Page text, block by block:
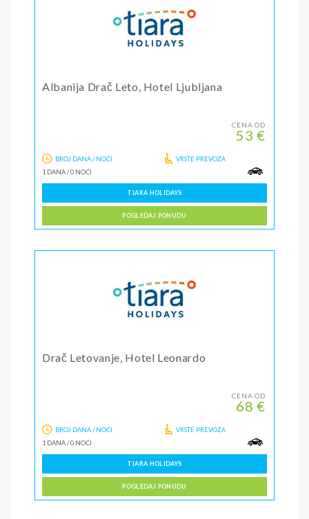
Albanija Drač Leto, Hotel Ljubljana
CENA OD
53 €
BROJ DANA / NOĆI
1 DANA/0 NOĆI
VRSTE PREVOZA
TIARA HOLIDAYS
POGLEDAJ PONUDU
Drač Letovanje, Hotel Leonardo
CENA OD
68 €
BROJ DANA / NOĆI
1 DANA/0 NOĆI
VRSTE PREVOZA
TIARA HOLIDAYS
POGLEDAJ PONUDU